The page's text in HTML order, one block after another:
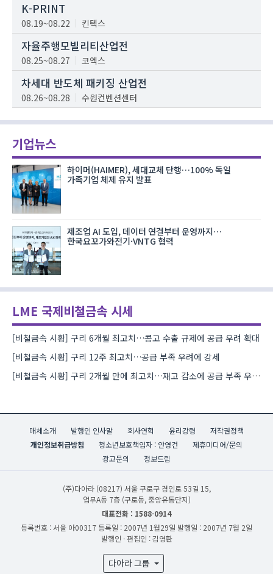
K-PRINT
08.19~08.22 킨텍스
자율주행모빌리티산업전
08.25~08.27 코엑스
차세대 반도체 패키징 산업전
08.26~08.28 수원컨벤션센터
기업뉴스
하이머(HAIMER), 세대교체 단행…100% 독일
가족기업 체제 유지 발표
제조업 AI 도입, 데이터 연결부터 운영까지…
한국요꼬가와전기·VNTG 협력
LME 국제비철금속 시세
[비철금속 시황] 구리 6개월 최고치…콩고 수출 규제에 공급 우려 확대
[비철금속 시황] 구리 12주 최고치…공급 부족 우려에 강세
[비철금속 시황] 구리 2개월 만에 최고치…재고 감소에 공급 부족 우려 확대
매체소개 발행인 인사말 회사연혁 윤리강령
저작권정책
개인정보취급방침
청소년보호책임자 : 안영건
제휴미디어/문의
광고문의
정보드림
(주)다아라 (08217) 서울 구로구 경인로 53길 15,
업무A동 7층 (구로동, 중앙유통단지)
대표전화 : 1588-0914
등록번호 : 서울 아00317 등록일 : 2007년 1월29일 발행일 : 2007년 7월 2일
발행인 · 편집인 : 김영환
다아라 그룹